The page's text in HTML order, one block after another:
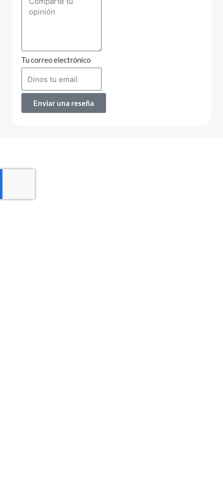
Tu correo electrónico
Enviar una reseña